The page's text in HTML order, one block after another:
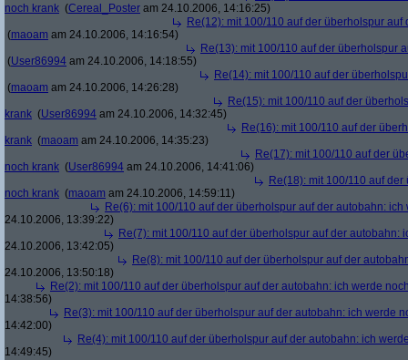
noch krank (Cereal_Poster am 24.10.2006, 14:16:25)
Re(12): mit 100/110 auf der überholspur
(maoam am 24.10.2006, 14:16:54)
Re(13): mit 100/110 auf der überholspur
(User86994 am 24.10.2006, 14:18:55)
Re(14): mit 100/110 auf der
(maoam am 24.10.2006, 14:26:28)
Re(15): mit 100/110 auf der
krank (User86994 am 24.10.2006, 14:32:45)
Re(16): mit 100/110 auf der
krank (maoam am 24.10.2006, 14:35:23)
Re(17): mit 100/110 auf der
noch krank (User86994 am 24.10.2006, 14:41:06)
Re(18): mit 100/110 auf
noch krank (maoam am 24.10.2006, 14:59:11)
Re(6): mit 100/110 auf der überholspur auf der autobahn:
24.10.2006, 13:39:22)
Re(7): mit 100/110 auf der überholspur auf der autobahn:
24.10.2006, 13:42:05)
Re(8): mit 100/110 auf der überholspur auf der
24.10.2006, 13:50:18)
Re(2): mit 100/110 auf der überholspur auf der autobahn: ich werde
14:38:56)
Re(3): mit 100/110 auf der überholspur auf der autobahn: ich werde
14:42:00)
Re(4): mit 100/110 auf der überholspur auf der autobahn: ich
14:49:45)